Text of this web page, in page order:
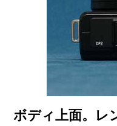
ボディ上面。レ